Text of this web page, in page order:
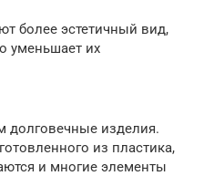
более эстетичный вид,
уменьшает их
долговечные изделия.
из пластика,
и многие элементы